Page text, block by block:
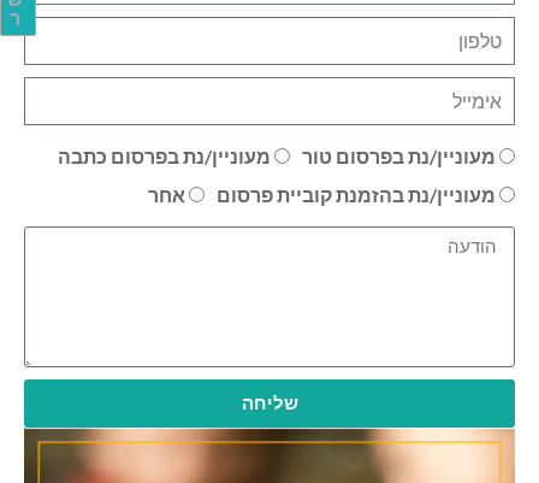
ר
מעוניין/נת בפרסום טור
מעוניין/נת בפרסום כתבה
מעוניין/נת בהזמנת קוביית פרסום
אחר
שליחה